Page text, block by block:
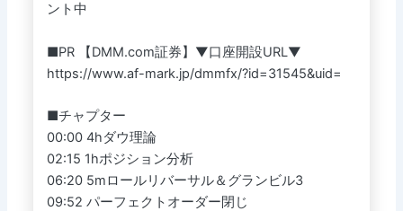
ント中
■PR 【DMM.com証券】▼口座開設URL▼
https://www.af-mark.jp/dmmfx/?id=31545&uid=
■チャプター
00:00 4hダウ理論
02:15 1hポジション分析
06:20 5mロールリバーサル＆グランビル3
09:52 パーフェクトオーダー閉じ